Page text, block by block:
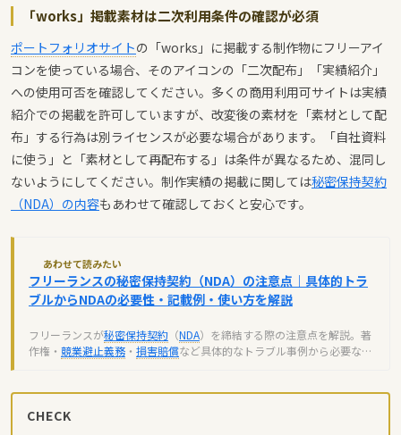
「works」掲載素材は二次利用条件の確認が必須
ポートフォリオサイトの「works」に掲載する制作物にフリーアイ
コンを使っている場合、そのアイコンの「二次配布」「実績紹介」
への使用可否を確認してください。多くの商用利用可サイトは実績
紹介での掲載を許可していますが、改変後の素材を「素材として配
布」する行為は別ライセンスが必要な場合があります。「自社資料
に使う」と「素材として再配布する」は条件が異なるため、混同し
ないようにしてください。制作実績の掲載に関しては秘密保持契約
（NDA）の内容もあわせて確認しておくと安心です。
あわせて読みたい
フリーランスの秘密保持契約（NDA）の注意点｜具体的トラ
ブルからNDAの必要性・記載例・使い方を解説
フリーランスが秘密保持契約 （NDA）を締結する際の注意点を解説。著
作権・ 競業避止義務 ・ 損害賠償など具体的なトラブル事例から必要な確
CHECK